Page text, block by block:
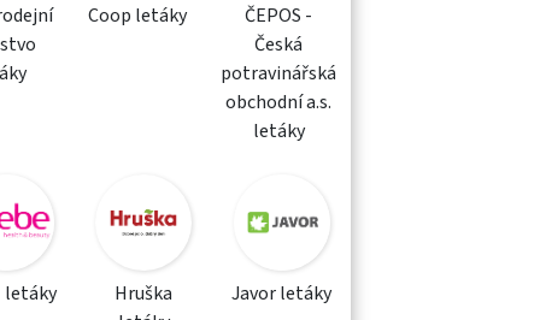
Coop letáky
ČEPOS -
Česká
potravinářská
obchodní a.s.
letáky
letáky
Hruška
Javor letáky